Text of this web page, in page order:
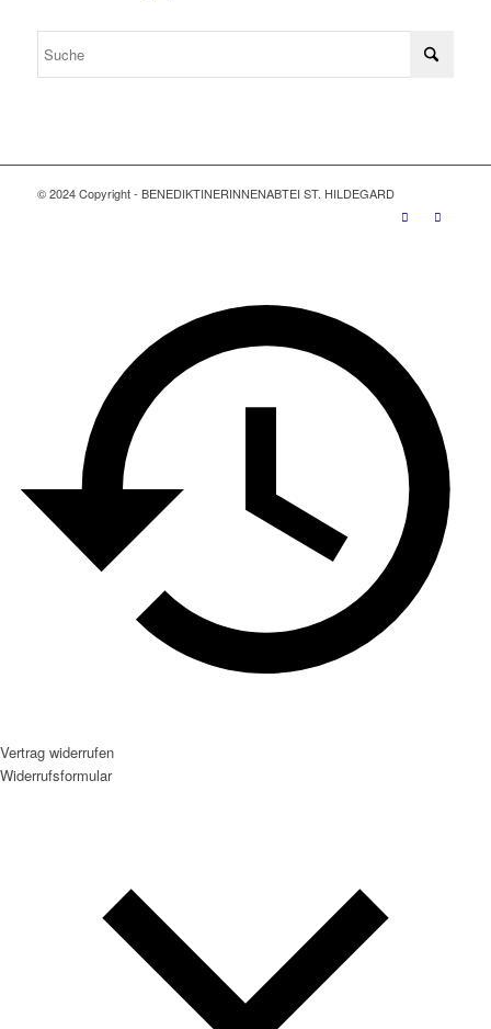
© 2024 Copyright - BENEDIKTINERINNENABTEI ST. HILDEGARD
Vertrag widerrufen
Widerrufsformular